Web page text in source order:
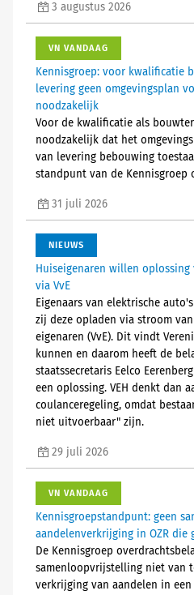
3 augustus 2026
VN VANDAAG
Kennisgroep: voor kwalificatie
levering geen omgevingsplan
noodzakelijk
Voor de kwalificatie als
noodzakelijk dat het
van levering bebouwing
standpunt van de Kennisgroep
31 juli 2026
NIEUWS
Huiseigenaren willen
via VvE
Eigenaars van elektrische
zij deze opladen via stroom
eigenaren (VvE). Dit vindt
kunnen en daarom heeft de
staatssecretaris Eelco
een oplossing. VEH denkt dan
coulanceregeling, omdat
niet uitvoerbaar" zijn.
29 juli 2026
VN VANDAAG
Kennisgroepstandpunt: geen
aandelenverkrijging in OZR die
De Kennisgroep
samenloopvrijstelling niet van
verkrijging van aandelen in een